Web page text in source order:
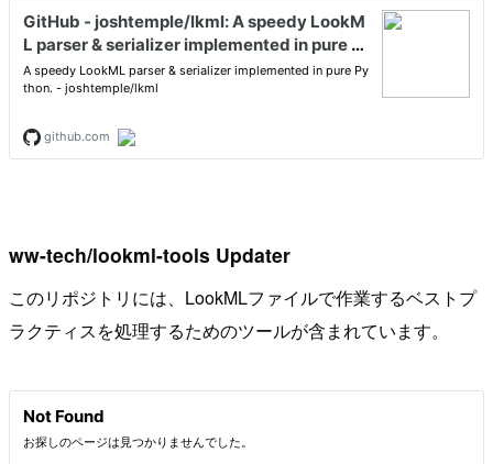
ww-tech/lookml-tools Updater
このリポジトリには、LookMLファイルで作業するベストプ
ラクティスを処理するためのツールが含まれています。